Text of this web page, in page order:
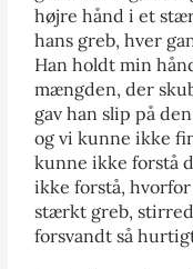
højre hånd i et
hans greb, hver
Han holdt min
mængden, der
gav han slip på
og vi kunne ikke
kunne ikke forstå
ikke forstå,
stærkt greb,
forsvandt så